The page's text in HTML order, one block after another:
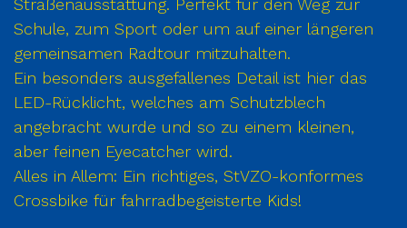
Straßenausstattung. Perfekt für den Weg zur
Schule, zum Sport oder um auf einer längeren
gemeinsamen Radtour mitzuhalten.
Ein besonders ausgefallenes Detail ist hier das
LED-Rücklicht, welches am Schutzblech
angebracht wurde und so zu einem kleinen,
aber feinen Eyecatcher wird.
Alles in Allem: Ein richtiges, StVZO-konformes
Crossbike für fahrradbegeisterte Kids!